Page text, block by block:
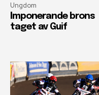
Ungdom
Imponerande brons
taget av Guif